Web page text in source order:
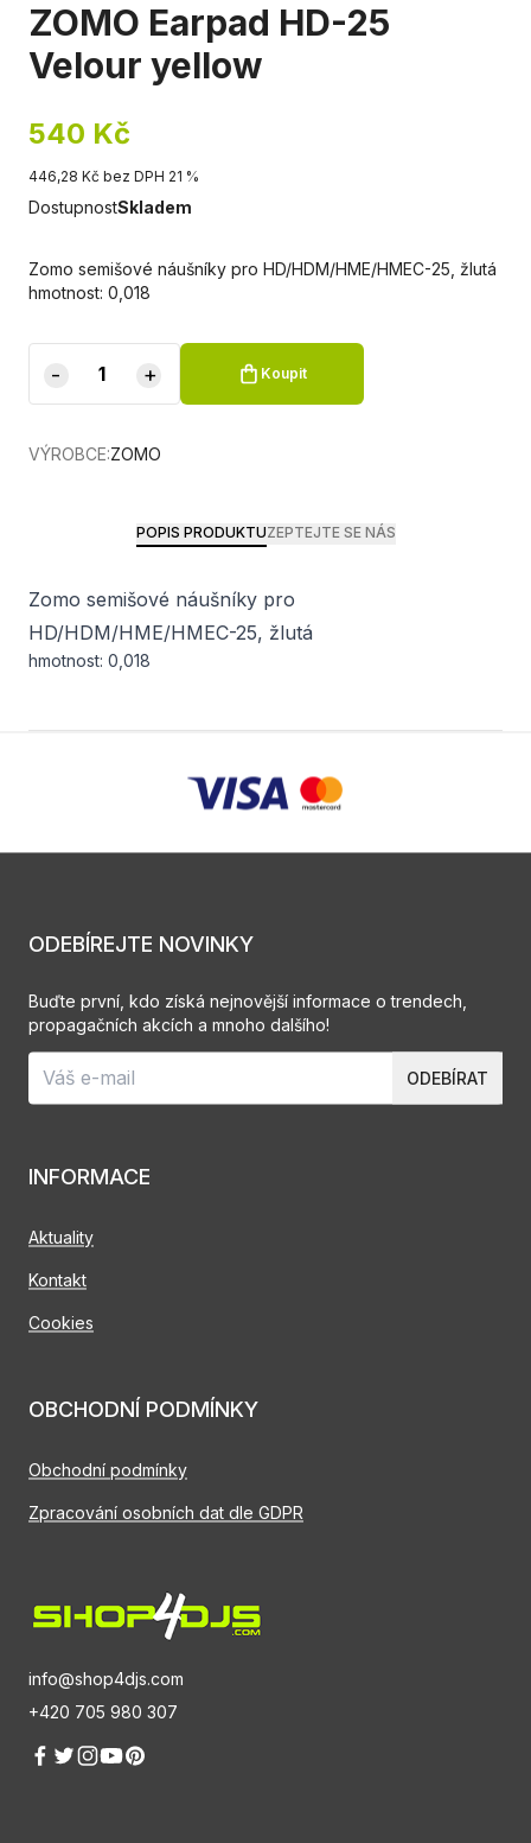
ZOMO Earpad HD-25
Velour yellow
540 Kč
446,28 Kč bez DPH 21 %
DostupnostSkladem
Zomo semišové náušníky pro HD/HDM/HME/HMEC-25, žlutá
hmotnost: 0,018
- + Koupit
VÝROBCE:ZOMO
POPIS PRODUKTUZEPTEJTE SE NÁS
Zomo semišové náušníky pro
HD/HDM/HME/HMEC-25, žlutá
hmotnost: 0,018
info@shop4djs.com
+420 705 980 307
INFORMACE
Aktuality
Kontakt
Cookies
OBCHODNÍ PODMÍNKY
Obchodní podmínky
Zpracování osobních dat dle GDPR
ODEBÍREJTE NOVINKY
Buďte první, kdo získá nejnovější informace o trendech,
propagačních akcích a mnoho dalšího!
ODEBÍRAT